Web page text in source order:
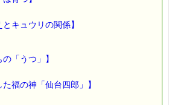
キュウリの関係】
「うつ」】
福の神「仙台四郎」】